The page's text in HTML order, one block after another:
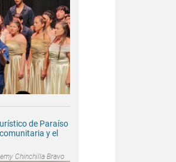
de Paraíso
y el
Chinchilla Bravo